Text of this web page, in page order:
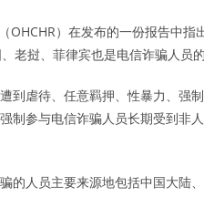
OHCHR）在发布的一份报告中
老挝、菲律宾也是电信诈骗人员
到虐待、任意羁押、性暴力、强
制参与电信诈骗人员长期受到非
的人员主要来源地包括中国大陆